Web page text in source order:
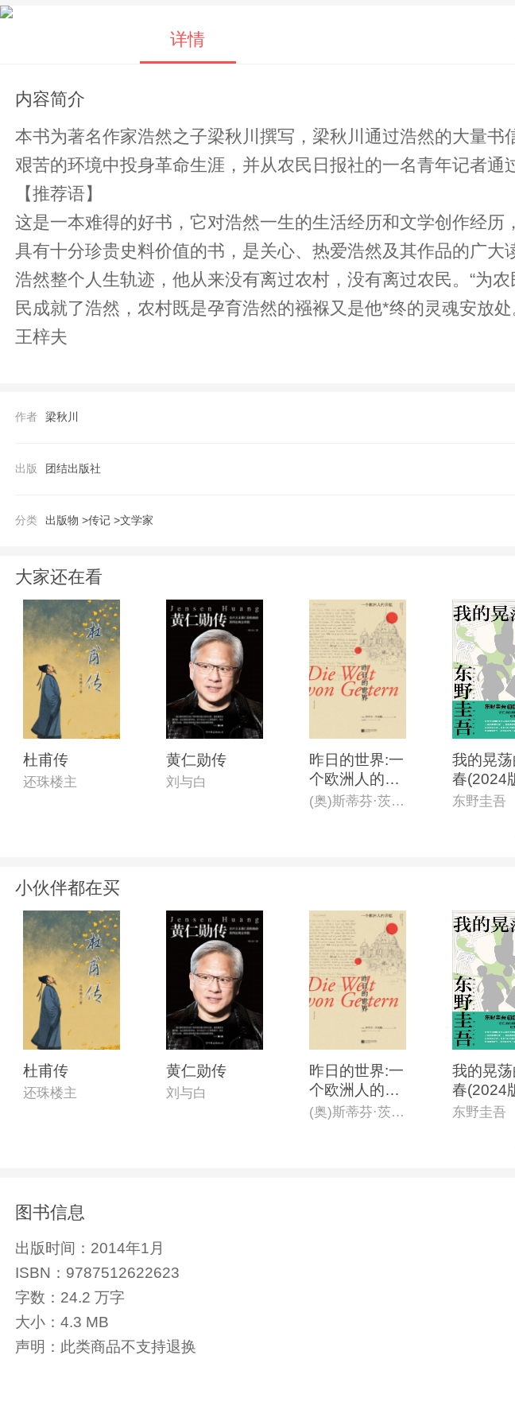
详情
内容简介
本书为著名作家浩然之子梁秋川撰写，梁秋川通过浩然的大量
艰苦的环境中投身革命生涯，并从农民日报社的一名青年记者通
【推荐语】
这是一本难得的好书，它对浩然一生的生活经历和文学创作经
具有十分珍贵史料价值的书，是关心、热爱浩然及其作品的广
浩然整个人生轨迹，他从来没有离过农村，没有离过农民。“为
民成就了浩然，农村既是孕育浩然的襁褓又是他*终的灵魂安放
王梓夫
作者 梁秋川
出版 团结出版社
分类 出版物 >传记 >文学家
大家还在看
杜甫传
还珠楼主
黄仁勋传
刘与白
昨日的世界:一
个欧洲人的回
忆
(奥)斯蒂芬·茨威格著;文泽尔译
我的晃
春(2024
东野圭吾
小伙伴都在买
杜甫传
还珠楼主
黄仁勋传
刘与白
昨日的世界:一
个欧洲人的回
忆
(奥)斯蒂芬·茨威格著;文泽尔译
我的晃
春(2024
东野圭吾
图书信息
出版时间： 2014年1月
ISBN： 9787512622623
字数： 24.2 万字
大小： 4.3 MB
声明： 此类商品不支持退换